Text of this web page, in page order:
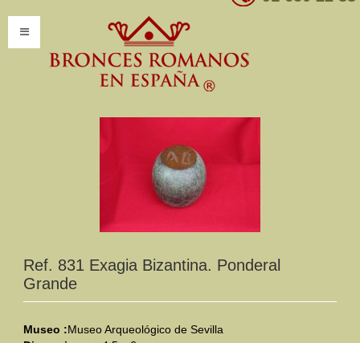
Introducción
Presentación
CATÁLOGO
Clasificaciones
Ref. 831 Exagia Bizantina. Ponderal
Grande
Museo :Museo Arqueológico de Sevilla